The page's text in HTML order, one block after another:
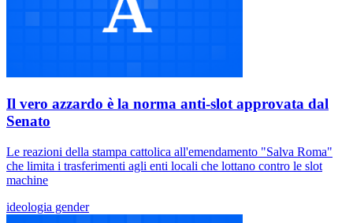
Il vero azzardo è la norma anti-slot approvata dal
Senato
Le reazioni della stampa cattolica all'emendamento "Salva Roma"
che limita i trasferimenti agli enti locali che lottano contro le slot
machine
ideologia gender